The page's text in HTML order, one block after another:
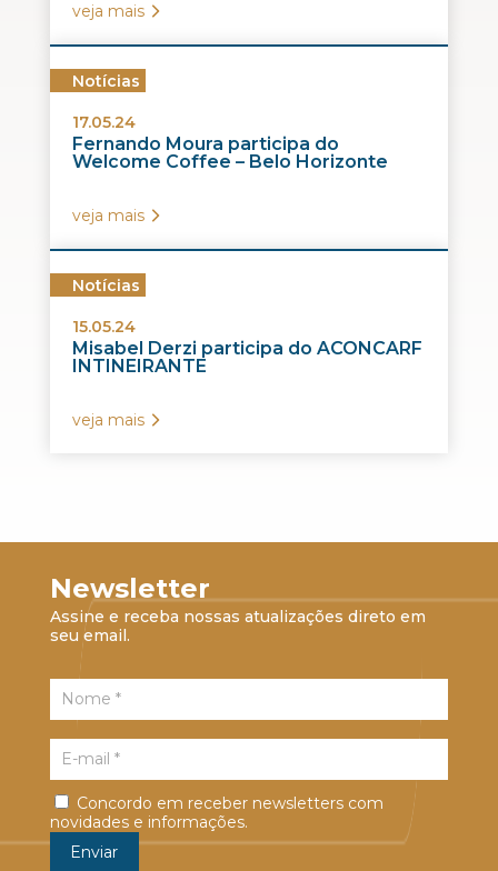
veja mais
Notícias
17.05.24
Fernando Moura participa do
Welcome Coffee – Belo Horizonte
veja mais
Notícias
15.05.24
Misabel Derzi participa do ACONCARF
INTINEIRANTE
veja mais
Newsletter
Assine e receba nossas atualizações direto em
seu email.
Concordo em receber newsletters com
novidades e informações.